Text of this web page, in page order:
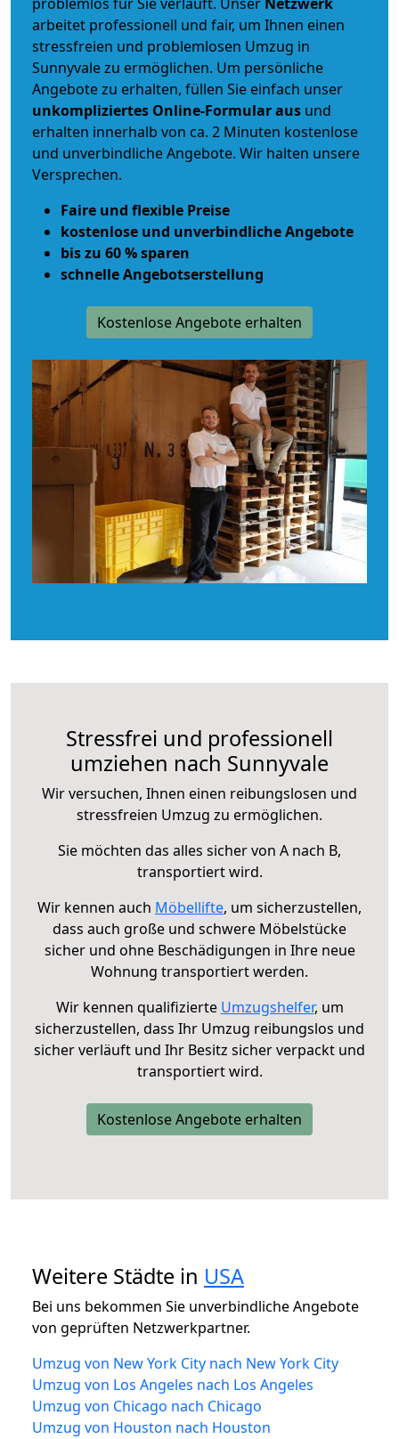
arbeitet professionell und fair, um Ihnen einen
stressfreien und problemlosen Umzug in
Sunnyvale zu ermöglichen. Um persönliche
Angebote zu erhalten, füllen Sie einfach unser
unkompliziertes Online-Formular aus und
erhalten innerhalb von ca. 2 Minuten kostenlose
und unverbindliche Angebote. Wir halten unsere
Versprechen.
Faire und flexible Preise
kostenlose und unverbindliche Angebote
bis zu 60 % sparen
schnelle Angebotserstellung
Kostenlose Angebote erhalten
Stressfrei und professionell
umziehen nach Sunnyvale
Wir versuchen, Ihnen einen reibungslosen und
stressfreien Umzug zu ermöglichen.
Sie möchten das alles sicher von A nach B,
transportiert wird.
Wir kennen auch Möbellifte, um sicherzustellen,
dass auch große und schwere Möbelstücke
sicher und ohne Beschädigungen in Ihre neue
Wohnung transportiert werden.
Wir kennen qualifizierte Umzugshelfer, um
sicherzustellen, dass Ihr Umzug reibungslos und
sicher verläuft und Ihr Besitz sicher verpackt und
transportiert wird.
Kostenlose Angebote erhalten
Weitere Städte in USA
Bei uns bekommen Sie unverbindliche Angebote
von geprüften Netzwerkpartner.
Umzug von New York City nach New York City
Umzug von Los Angeles nach Los Angeles
Umzug von Chicago nach Chicago
Umzug von Houston nach Houston